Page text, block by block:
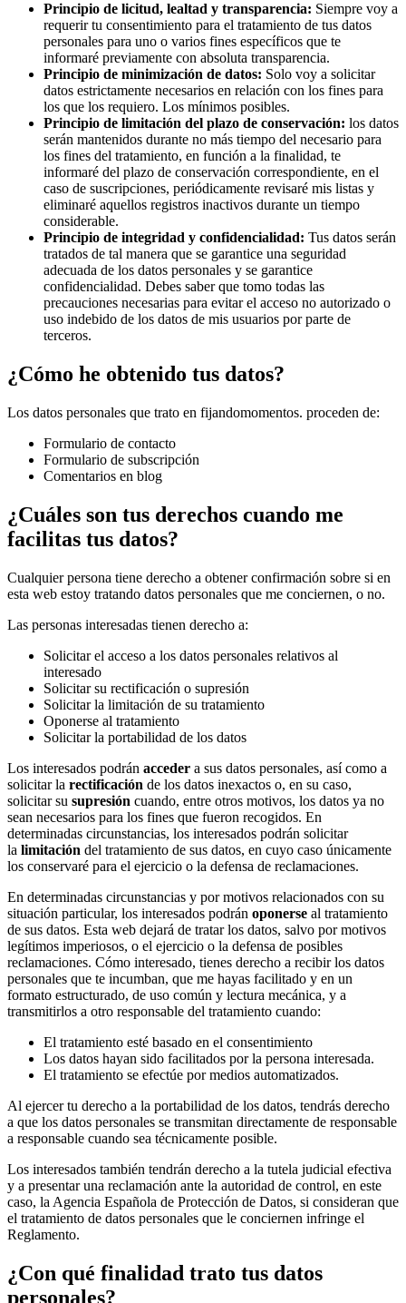
Principio de licitud, lealtad y transparencia: Siempre voy a
requerir tu consentimiento para el tratamiento de tus datos
personales para uno o varios fines específicos que te
informaré previamente con absoluta transparencia.
Principio de minimización de datos: Solo voy a solicitar
datos estrictamente necesarios en relación con los fines para
los que los requiero. Los mínimos posibles.
Principio de limitación del plazo de conservación: los datos
serán mantenidos durante no más tiempo del necesario para
los fines del tratamiento, en función a la finalidad, te
informaré del plazo de conservación correspondiente, en el
caso de suscripciones, periódicamente revisaré mis listas y
eliminaré aquellos registros inactivos durante un tiempo
considerable.
Principio de integridad y confidencialidad: Tus datos serán
tratados de tal manera que se garantice una seguridad
adecuada de los datos personales y se garantice
confidencialidad. Debes saber que tomo todas las
precauciones necesarias para evitar el acceso no autorizado o
uso indebido de los datos de mis usuarios por parte de
terceros.
¿Cómo he obtenido tus datos?
Los datos personales que trato en fijandomomentos. proceden de:
Formulario de contacto
Formulario de subscripción
Comentarios en blog
¿Cuáles son tus derechos cuando me
facilitas tus datos?
Cualquier persona tiene derecho a obtener confirmación sobre si en
esta web estoy tratando datos personales que me conciernen, o no.
Las personas interesadas tienen derecho a:
Solicitar el acceso a los datos personales relativos al
interesado
Solicitar su rectificación o supresión
Solicitar la limitación de su tratamiento
Oponerse al tratamiento
Solicitar la portabilidad de los datos
Los interesados podrán acceder a sus datos personales, así como a
solicitar la rectificación de los datos inexactos o, en su caso,
solicitar su supresión cuando, entre otros motivos, los datos ya no
sean necesarios para los fines que fueron recogidos. En
determinadas circunstancias, los interesados podrán solicitar
la limitación del tratamiento de sus datos, en cuyo caso únicamente
los conservaré para el ejercicio o la defensa de reclamaciones.
En determinadas circunstancias y por motivos relacionados con su
situación particular, los interesados podrán oponerse al tratamiento
de sus datos. Esta web dejará de tratar los datos, salvo por motivos
legítimos imperiosos, o el ejercicio o la defensa de posibles
reclamaciones. Cómo interesado, tienes derecho a recibir los datos
personales que te incumban, que me hayas facilitado y en un
formato estructurado, de uso común y lectura mecánica, y a
transmitirlos a otro responsable del tratamiento cuando:
El tratamiento esté basado en el consentimiento
Los datos hayan sido facilitados por la persona interesada.
El tratamiento se efectúe por medios automatizados.
Al ejercer tu derecho a la portabilidad de los datos, tendrás derecho
a que los datos personales se transmitan directamente de responsable
a responsable cuando sea técnicamente posible.
Los interesados también tendrán derecho a la tutela judicial efectiva
y a presentar una reclamación ante la autoridad de control, en este
caso, la Agencia Española de Protección de Datos, si consideran que
el tratamiento de datos personales que le conciernen infringe el
Reglamento.
¿Con qué finalidad trato tus datos
personales?